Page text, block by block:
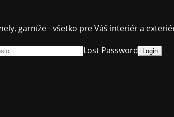
garníže - všetko pre Váš interiér a
Lost Password